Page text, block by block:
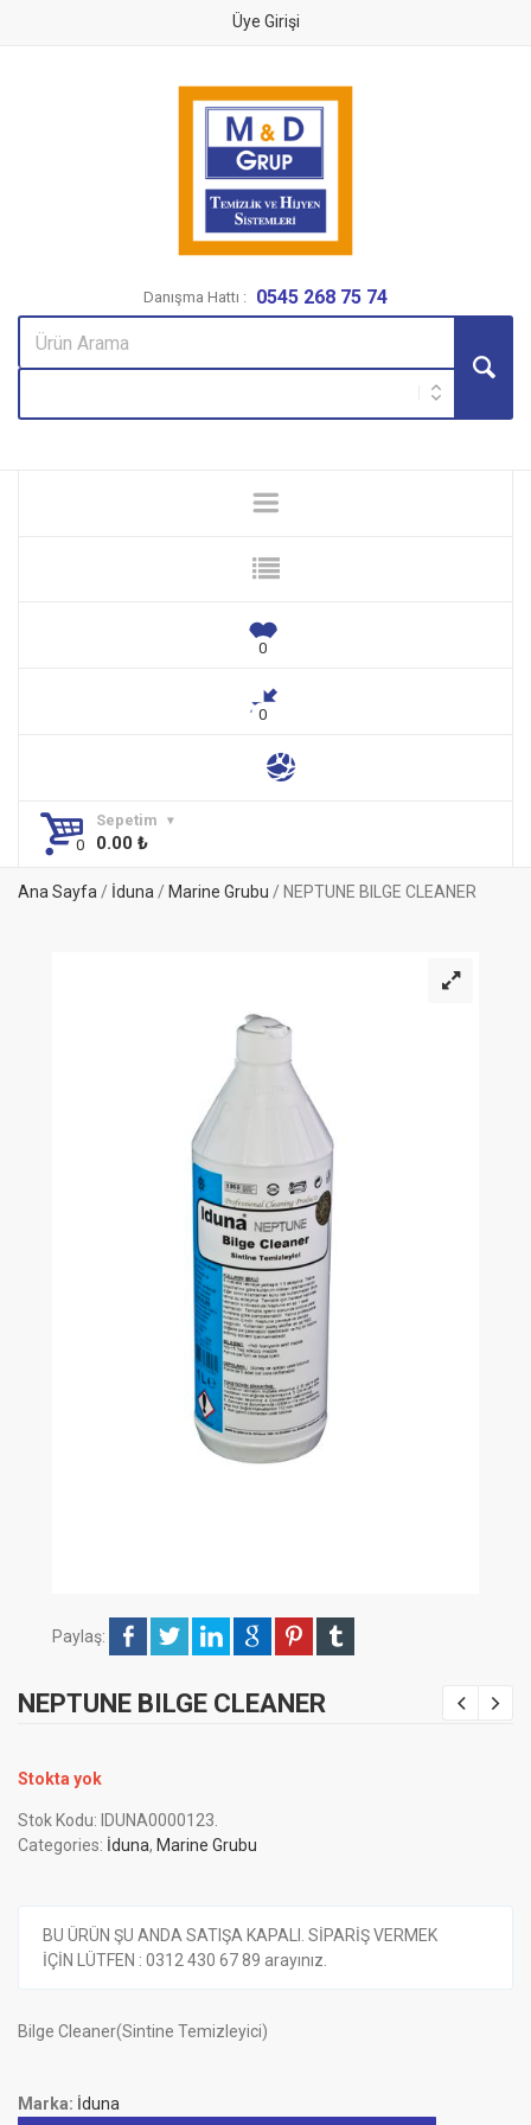
Üye Girişi
Danışma Hattı : 0545 268 75 74
Sepetim
0.00 ₺
Ana Sayfa/ İduna/ Marine Grubu / NEPTUNE BILGE CLEANER
Paylaş:
NEPTUNE BILGE CLEANER
Stokta yok
Stok Kodu: IDUNA0000123
Categories: İduna, Marine Grubu
BU ÜRÜN ŞU ANDA SATIŞA KAPALI. SİPARİŞ VERMEK
İÇİN LÜTFEN : 0312 430 67 89 arayınız.
Bilge Cleaner(Sintine Temizleyici)
Marka: İduna